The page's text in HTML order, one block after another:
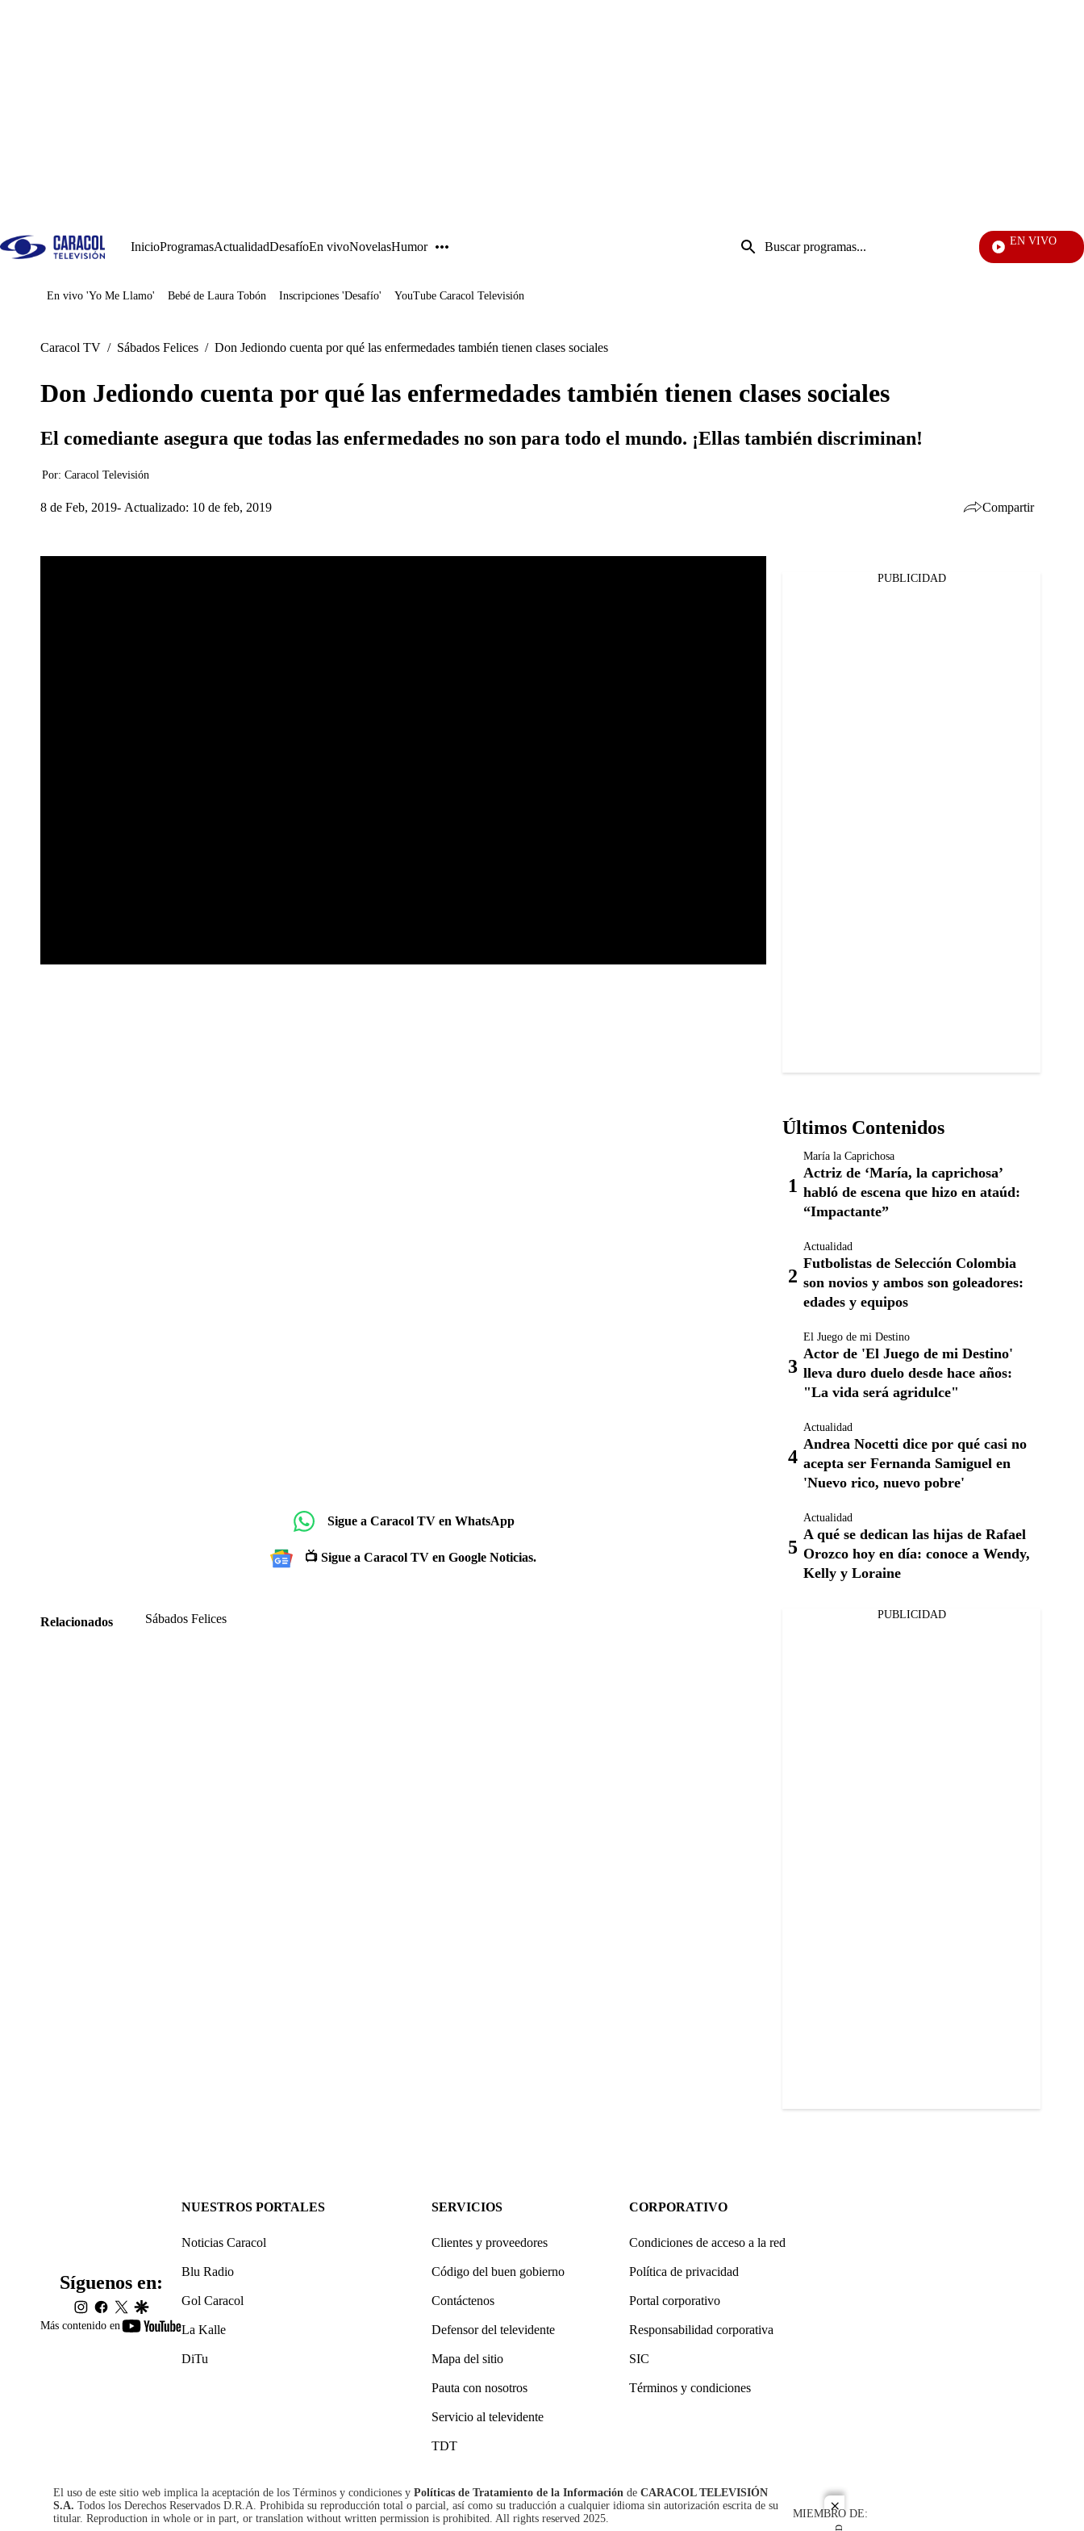
InicioProgramasActualidadDesafíoEn vivoNovelasHumor
Entrada
de
EN VIVO
Juegos
En vivo 'Yo Me Llamo' Bebé de Laura Tobón Inscripciones 'Desafío' YouTube Caracol Televisión
close
Caracol TV / Sábados Felices / Don Jediondo cuenta por qué las enfermedades también tienen clases sociales
Don Jediondo cuenta por qué las enfermedades también tienen clases sociales
El comediante asegura que todas las enfermedades no son para todo el mundo. ¡Ellas también discriminan!
Por: Caracol Televisión
8 de Feb, 2019 Actualizado: 10 de feb, 2019 Compartir
Sigue a Caracol TV en WhatsApp
📺 Sigue a Caracol TV en Google Noticias.
Relacionados Sábados Felices
PUBLICIDAD
Últimos Contenidos
María la Caprichosa
Actriz de ‘María, la caprichosa’
habló de escena que hizo en ataúd:
“Impactante”
Actualidad
Futbolistas de Selección Colombia
son novios y ambos son goleadores:
edades y equipos
El Juego de mi Destino
Actor de 'El Juego de mi Destino'
lleva duro duelo desde hace años:
"La vida será agridulce"
Actualidad
Andrea Nocetti dice por qué casi no
acepta ser Fernanda Samiguel en
'Nuevo rico, nuevo pobre'
Actualidad
A qué se dedican las hijas de Rafael
Orozco hoy en día: conoce a Wendy,
Kelly y Loraine
PUBLICIDAD
Más contenido en
youtube-
Síguenos en:
instagram
facebook
twittergoogle
NUESTROS PORTALES
Noticias Caracol
Blu Radio
Gol Caracol
La Kalle
DiTu
SERVICIOS
Clientes y proveedores
Código del buen gobierno
Contáctenos
Defensor del televidente
Mapa del sitio
Pauta con nosotros
Servicio al televidente
TDT
CORPORATIVO
Condiciones de acceso a la red
Política de privacidad
Portal corporativo
Responsabilidad corporativa
SIC
Términos y condiciones
El uso de este sitio web implica la aceptación de los Términos y condiciones y Políticas de Tratamiento de la Información de CARACOL TELEVISIÓN
S.A. Todos los Derechos Reservados D.R.A. Prohibida su reproducción total o parcial, así como su traducción a cualquier idioma sin autorización escrita de su
titular. Reproduction in whole or in part, or translation without written permission is prohibited. All rights reserved 2025.
MIEMBRO DE: